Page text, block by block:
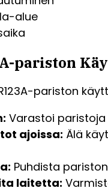
alue
pariston
pariston
Varastoi
ajoissa: Älä
Puhdista
laitetta: